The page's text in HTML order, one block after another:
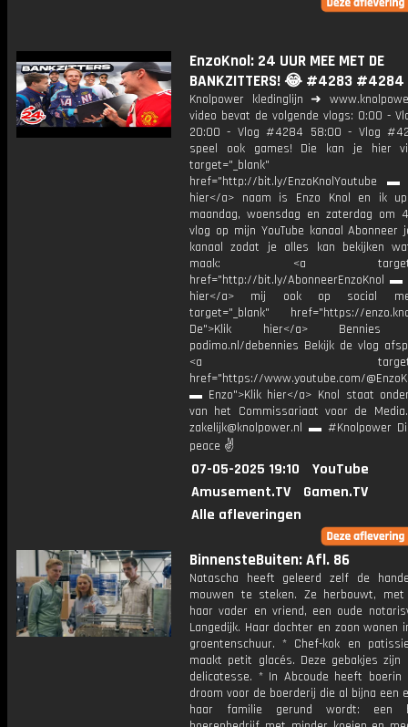
EnzoKnol: 24 UUR MEE MET DE
BANKZITTERS! 😂 #4283
Knolpower kledinglijn ➜
video bevat de volgende vlogs: 0:00 -
20:00 - Vlog #4284 58:00 - Vlog
speel ook games! Die kan je hier
target="_blank"
href="http://bit.ly/EnzoKnolYoutube ▬
hier</a> naam is Enzo Knol en ik
maandag, woensdag en zaterdag om
vlog op mijn YouTube kanaal Abonneer
kanaal zodat je alles kan bekijken
maak: <a
href="http://bit.ly/AbonneerEnzoKnol ▬
hier</a> mij ook op social
target="_blank" href="https://
De">Klik hier</a> Bennies
podimo.nl/debennies Bekijk de vlog
<a
href="https://www.youtube.com/
▬ Enzo">Klik hier</a> Knol staat
van het Commissariaat voor de
zakelijk@knolpower.nl ▬ #Knolpower
peace ✌
07-05-2025 19:10
YouTube
Amusement.TV
Gamen.TV
Alle afleveringen
BinnensteBuiten: Afl. 86
Natascha heeft geleerd zelf de
mouwen te steken. Ze herbouwt,
haar vader en vriend, een oude
Langedijk. Haar dochter en zoon wonen
groentenschuur. * Chef-kok en
maakt petit glacés. Deze gebakjes zijn
delicatesse. * In Abcoude heeft boerin
droom voor de boerderij die al bijna een
haar familie gerund wordt: een